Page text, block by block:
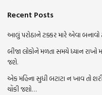
Recent Posts
આલું પરોઠાને ટક્કર મારે એવા બનાવો
બીજા લોકોને મળતા સમયે ધ્યાન રાખો
જશે.
એક મહિના સુધી બટાટા ન ખાવ તો
ચોંકી જશો…